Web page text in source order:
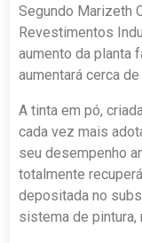
Segundo Marizeth
Revestimentos
aumento da planta
aumentará cerca de
A tinta em pó,
cada vez mais
seu desempenho
totalmente
depositada no
sistema de